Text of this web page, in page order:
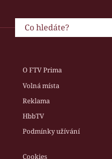
O FTV Prima
Volná místa
Reklama
HbbTV
Podmínky užívání
Cookies